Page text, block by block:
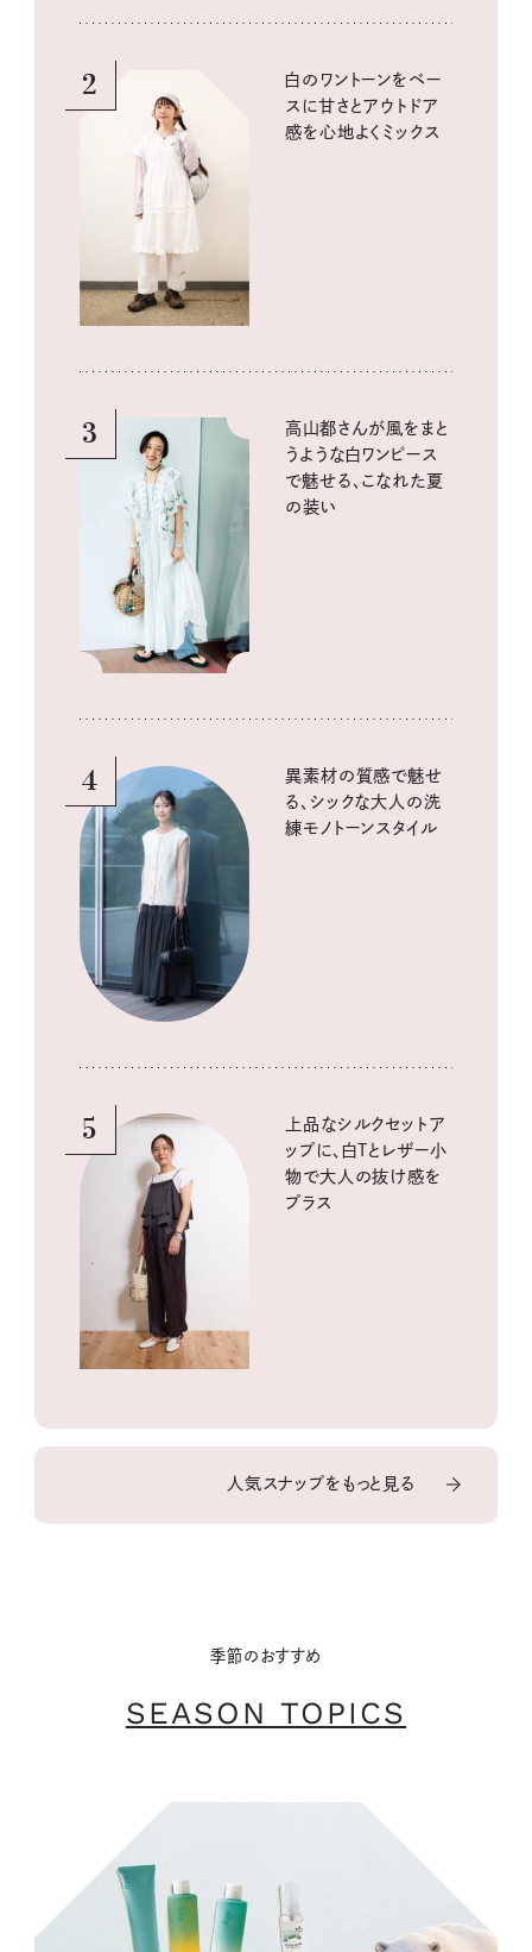
2
白のワントーンをベー
スに甘さとアウトドア
感を心地よくミックス
3
高山都さんが風をまと
うような白ワンピース
で魅せる、こなれた夏
の装い
4
異素材の質感で魅せ
る、シックな大人の洗
練モノトーンスタイル
5
上品なシルクセットア
ップに、白Tとレザー小
物で大人の抜け感を
プラス
人気スナップをもっと見る
季節のおすすめ
SEASON TOPICS